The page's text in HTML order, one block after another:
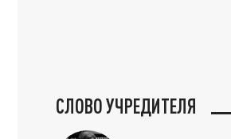
СЛОВО УЧРЕДИТЕЛЯ